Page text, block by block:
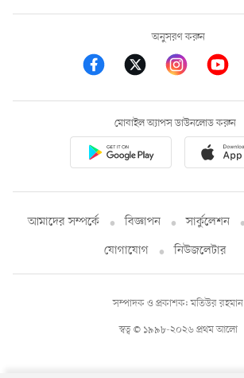
অনুসরণ করুন
মোবাইল অ্যাপস ডাউনলোড করুন
আমাদের সম্পর্কে বিজ্ঞাপন সার্কুলেশন
যোগাযোগ
নিউজলেটার
স্বত্ব © ১৯৯৮-২০২৬ প্রথম আলো
সম্পাদক ও প্রকাশক: মতিউর রহমান